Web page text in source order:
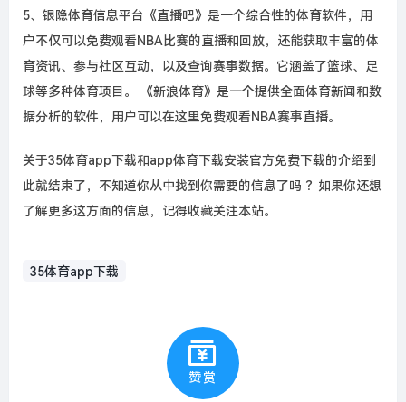
5、银隐体育信息平台《直播吧》是一个综合性的体育软件，用
户不仅可以免费观看NBA比赛的直播和回放，还能获取丰富的体
育资讯、参与社区互动，以及查询赛事数据。它涵盖了篮球、足
球等多种体育项目。 《新浪体育》是一个提供全面体育新闻和数
据分析的软件，用户可以在这里免费观看NBA赛事直播。
关于35体育app下载和app体育下载安装官方免费下载的介绍到
此就结束了，不知道你从中找到你需要的信息了吗 ？如果你还想
了解更多这方面的信息，记得收藏关注本站。
35体育app下载
赞赏